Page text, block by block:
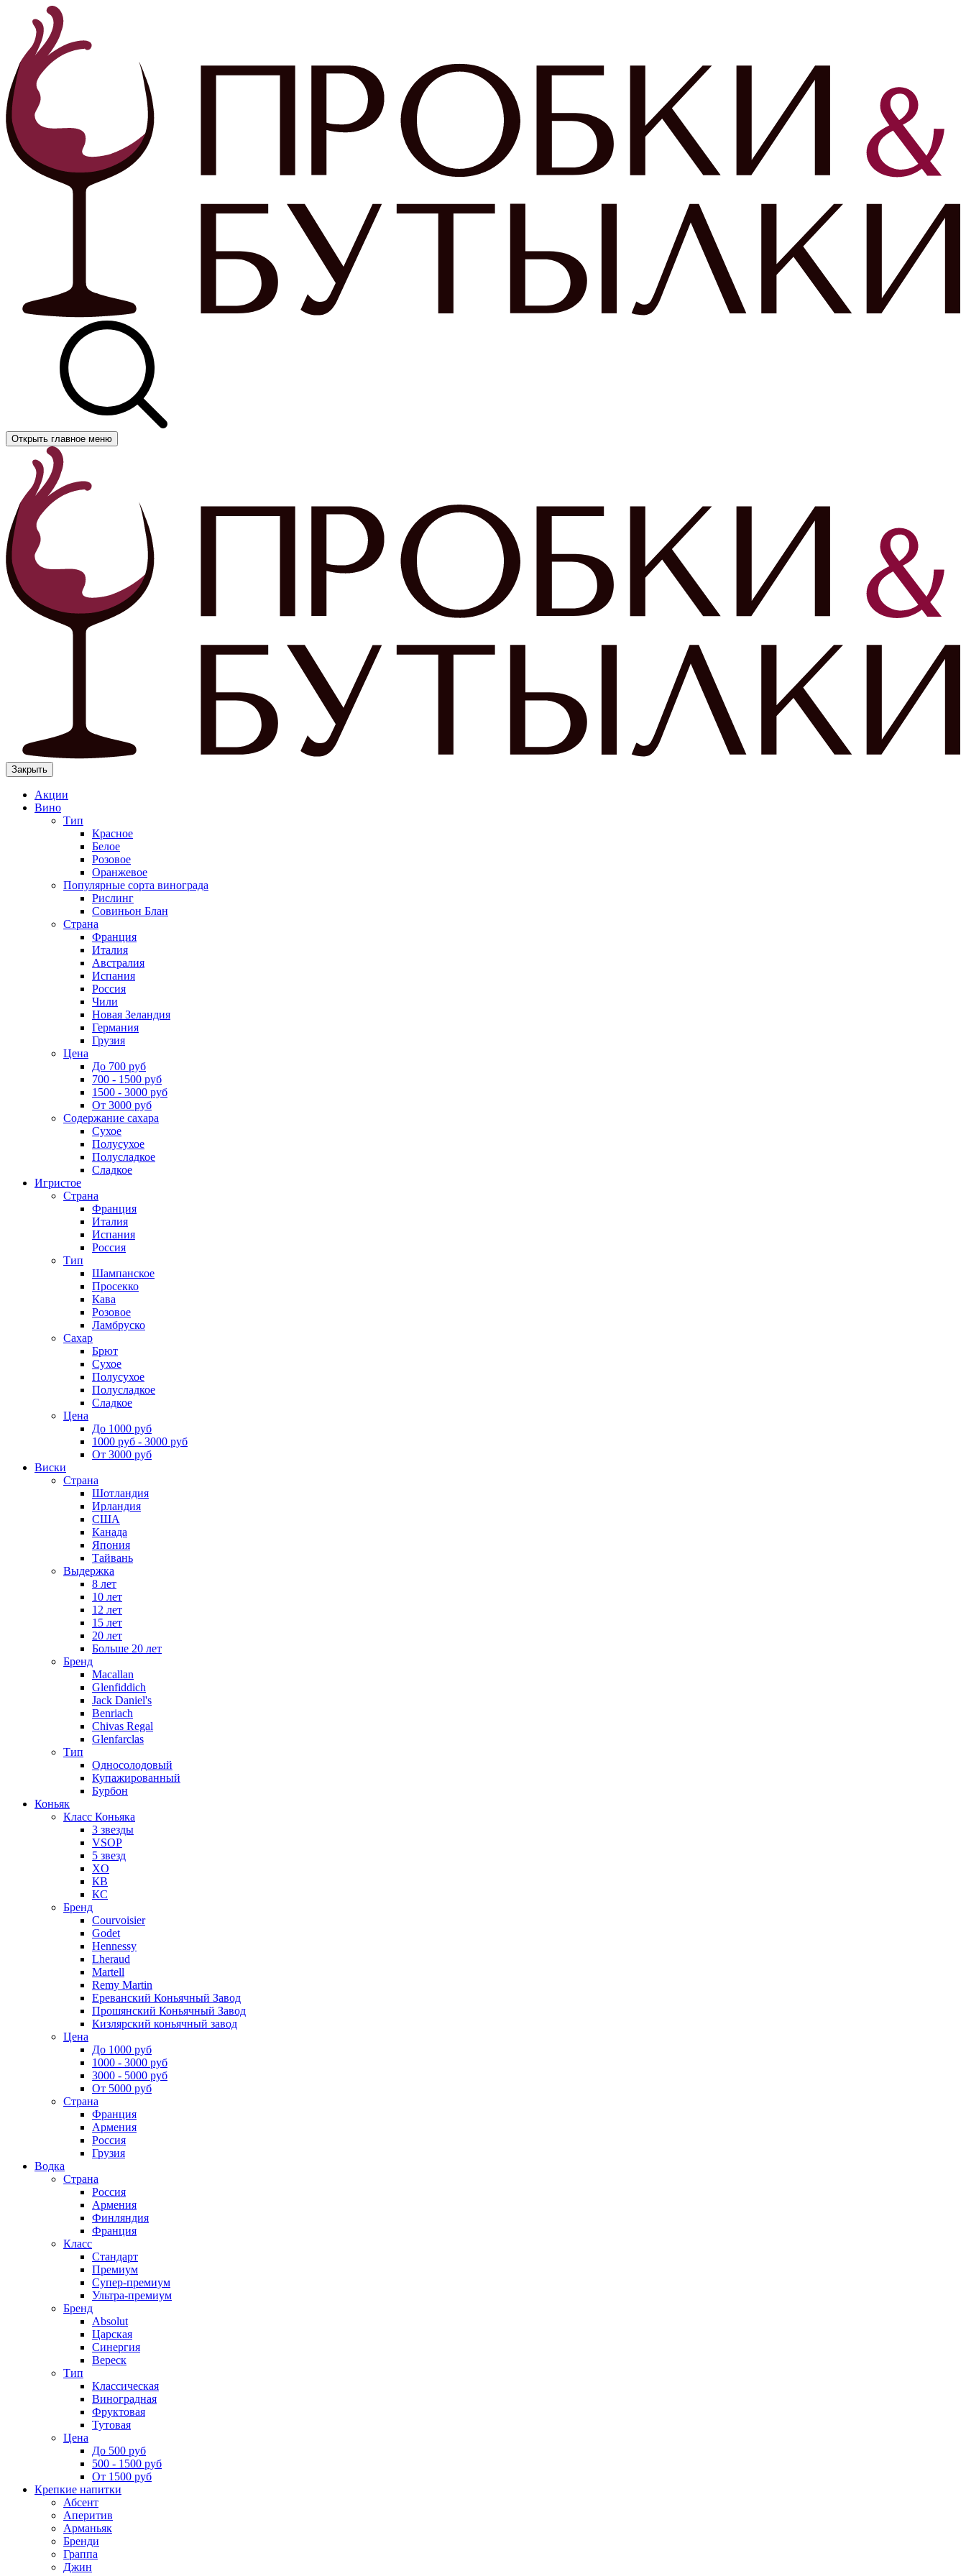
Открыть главное меню
Закрыть
Акции
Вино
Тип
Красное
Белое
Розовое
Оранжевое
Популярные сорта винограда
Рислинг
Совиньон Блан
Страна
Франция
Италия
Австралия
Испания
Россия
Чили
Новая Зеландия
Германия
Грузия
Цена
До 700 руб
700 - 1500 руб
1500 - 3000 руб
От 3000 руб
Содержание сахара
Сухое
Полусухое
Полусладкое
Сладкое
Игристое
Страна
Франция
Италия
Испания
Россия
Тип
Шампанское
Просекко
Кава
Розовое
Ламбруско
Сахар
Брют
Сухое
Полусухое
Полусладкое
Сладкое
Цена
До 1000 руб
1000 руб - 3000 руб
От 3000 руб
Виски
Страна
Шотландия
Ирландия
США
Канада
Япония
Тайвань
Выдержка
8 лет
10 лет
12 лет
15 лет
20 лет
Больше 20 лет
Бренд
Macallan
Glenfiddich
Jack Daniel's
Benriach
Chivas Regal
Glenfarclas
Тип
Односолодовый
Купажированный
Бурбон
Коньяк
Класс Коньяка
3 звезды
VSOP
5 звезд
XO
КВ
КС
Бренд
Courvoisier
Godet
Hennessy
Lheraud
Martell
Remy Martin
Ереванский Коньячный Завод
Прошянский Коньячный Завод
Кизлярский коньячный завод
Цена
До 1000 руб
1000 - 3000 руб
3000 - 5000 руб
От 5000 руб
Страна
Франция
Армения
Россия
Грузия
Водка
Страна
Россия
Армения
Финляндия
Франция
Класс
Стандарт
Премиум
Супер-премиум
Ультра-премиум
Бренд
Absolut
Царская
Синергия
Вереск
Тип
Классическая
Виноградная
Фруктовая
Тутовая
Цена
До 500 руб
500 - 1500 руб
От 1500 руб
Крепкие напитки
Абсент
Аперитив
Арманьяк
Бренди
Граппа
Джин